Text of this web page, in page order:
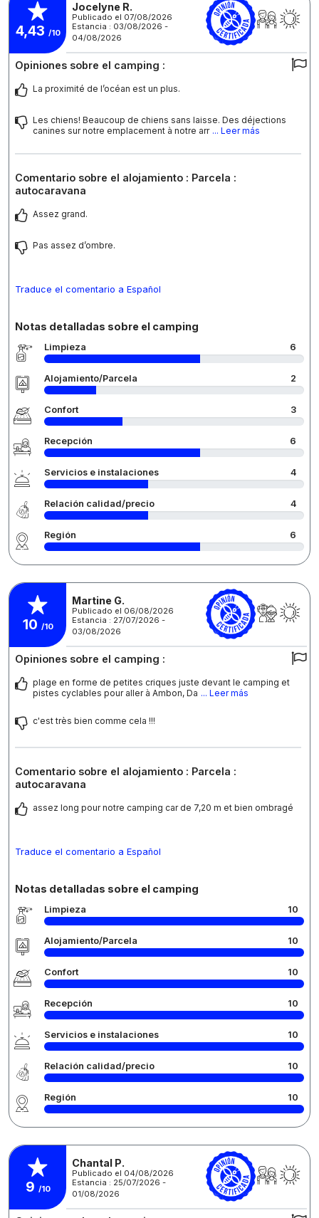
4,43 /10
Jocelyne R.
Publicado el 07/08/2026
Estancia : 03/08/2026 -
04/08/2026
Opiniones sobre el camping :
La proximité de l’océan est un plus.
Les chiens! Beaucoup de chiens sans laisse. Des déjections
canines sur notre emplacement à notre arr ... Leer más
Comentario sobre el alojamiento : Parcela :
autocaravana
Assez grand.
Pas assez d’ombre.
Traduce el comentario a Español
Notas detalladas sobre el camping
Limpieza 6
Alojamiento/Parcela 2
Confort 3
Recepción 6
Servicios e instalaciones 4
Relación calidad/precio 4
Región 6
10 /10
Martine G.
Publicado el 06/08/2026
Estancia : 27/07/2026 -
03/08/2026
Opiniones sobre el camping :
plage en forme de petites criques juste devant le camping et
pistes cyclables pour aller à Ambon, Da ... Leer más
c'est très bien comme cela !!!
Comentario sobre el alojamiento : Parcela :
autocaravana
assez long pour notre camping car de 7,20 m et bien ombragé
Traduce el comentario a Español
Notas detalladas sobre el camping
Limpieza 10
Alojamiento/Parcela 10
Confort 10
Recepción 10
Servicios e instalaciones 10
Relación calidad/precio 10
Región 10
9 /10
Chantal P.
Publicado el 04/08/2026
Estancia : 25/07/2026 -
01/08/2026